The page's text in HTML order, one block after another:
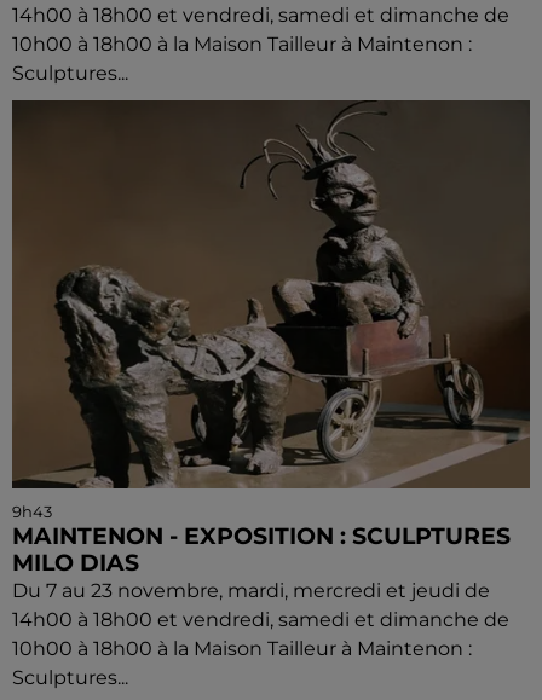
14h00 à 18h00 et vendredi, samedi et dimanche de
10h00 à 18h00 à la Maison Tailleur à Maintenon :
Sculptures...
9h43
MAINTENON - EXPOSITION : SCULPTURES
MILO DIAS
Du 7 au 23 novembre, mardi, mercredi et jeudi de
14h00 à 18h00 et vendredi, samedi et dimanche de
10h00 à 18h00 à la Maison Tailleur à Maintenon :
Sculptures...